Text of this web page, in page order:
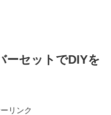
ーセットでDIYを
リンク